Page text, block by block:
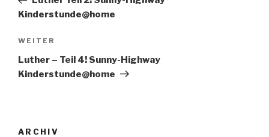
Kinderstunde@home
Nächster
Beitrag
WEITER
Luther – Teil 4! Sunny-Highway
Kinderstunde@home
ARCHIV